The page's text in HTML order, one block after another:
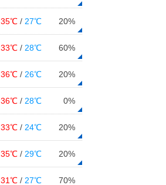
35℃ / 27℃ 20%
33℃ / 28℃ 60%
36℃ / 26℃ 20%
36℃ / 28℃ 0%
33℃ / 24℃ 20%
35℃ / 29℃ 20%
31℃ / 27℃ 70%